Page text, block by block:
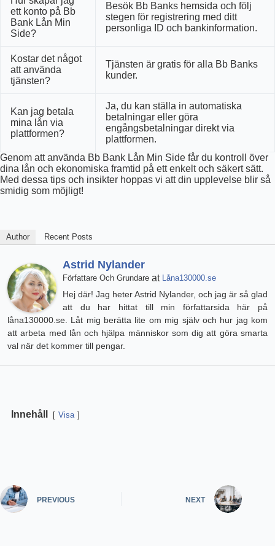
ett konto på Bb
Bank Lån Min
Side?
Besök Bb Banks hemsida och följ
stegen för registrering med ditt
personliga ID och bankinformation.
Kostar det något
att använda
tjänsten?
Tjänsten är gratis för alla Bb Banks
kunder.
Kan jag betala
mina lån via
plattformen?
Ja, du kan ställa in automatiska
betalningar eller göra
engångsbetalningar direkt via
plattformen.
Genom att använda Bb Bank Lån Min Side får du kontroll över
dina lån och ekonomiska framtid på ett enkelt och säkert sätt.
Med dessa tips och insikter hoppas vi att din upplevelse blir så
smidig som möjligt!
Author Recent Posts
Astrid Nylander
Författare Och Grundare at Låna130000.se
Hej där! Jag heter Astrid Nylander, och jag är så glad
att du har hittat till min författarsida här på
låna130000.se. Låt mig berätta lite om mig själv och hur jag kom
att arbeta med lån och hjälpa människor som dig att göra smarta
val när det kommer till pengar.
Innehåll Visa
PREVIOUS NEXT